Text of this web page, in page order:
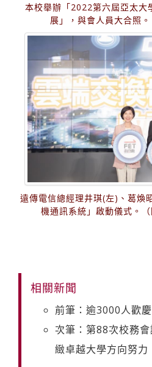
本校舉辦「2022第六屆亞太大
展」，與會人員大合照。
遠傳電信總經理井琪(左)、葛煥
機通訊系統」啟動儀式。（
相關新聞
前筆：逾3000人歡
次筆：第88次校務
緻卓越大學方向努力